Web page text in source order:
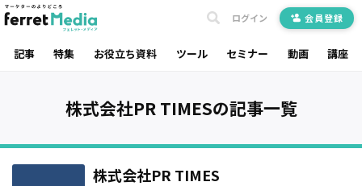
記事 特集 お役立ち資料 ツール セミナー 動画 講座
ログイン 会員登録
株式会社PR TIMESの記事一覧
株式会社PR TIMES